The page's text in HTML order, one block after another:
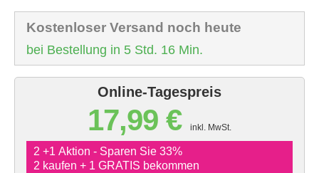
Kostenloser Versand noch heute
bei Bestellung in 5 Std. 16 Min.
Online-Tagespreis
17,99 € inkl. MwSt.
2 +1 Aktion - Sparen Sie 33%
2 kaufen + 1 GRATIS bekommen